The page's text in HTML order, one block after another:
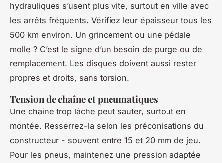
hydrauliques s’usent plus vite, surtout en ville avec
les arrêts fréquents. Vérifiez leur épaisseur tous les
500 km environ. Un grincement ou une pédale
molle ? C’est le signe d’un besoin de purge ou de
remplacement. Les disques doivent aussi rester
propres et droits, sans torsion.
Tension de chaîne et pneumatiques
Une chaîne trop lâche peut sauter, surtout en
montée. Resserrez-la selon les préconisations du
constructeur - souvent entre 15 et 20 mm de jeu.
Pour les pneus, maintenez une pression adaptée